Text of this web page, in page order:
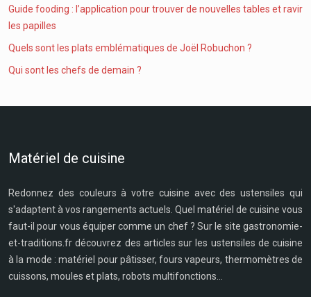
Guide fooding : l’application pour trouver de nouvelles tables et ravir
les papilles
Quels sont les plats emblématiques de Joël Robuchon ?
Qui sont les chefs de demain ?
Matériel de cuisine
Redonnez des couleurs à votre cuisine avec des ustensiles qui
s'adaptent à vos rangements actuels. Quel matériel de cuisine vous
faut-il pour vous équiper comme un chef ? Sur le site gastronomie-
et-traditions.fr découvrez des articles sur les ustensiles de cuisine
à la mode : matériel pour pâtisser, fours vapeurs, thermomètres de
cuissons, moules et plats, robots multifonctions...